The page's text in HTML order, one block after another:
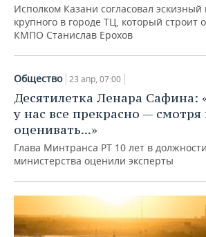
Исполком Казани согласовал эскизный
крупного в городе ТЦ, который строит
КМПО Станислав Ерохов
Общество 23 апр, 07:00
Десятилетка Ленара Сафина:
у нас все прекрасно — смотря
оценивать...»
Глава Минтранса РТ 10 лет в
министерства оценили эксперты